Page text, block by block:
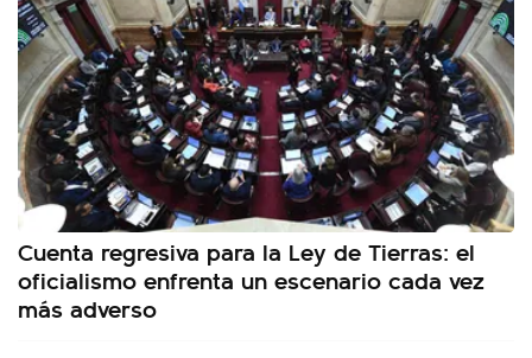
Cuenta regresiva para la Ley de Tierras: el
oficialismo enfrenta un escenario cada vez
más adverso